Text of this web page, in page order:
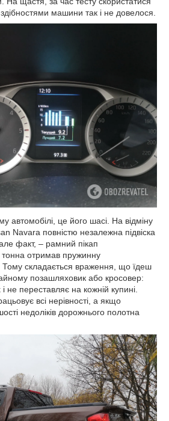
машини так і не довелося.
автомобілі, це його шасі. На відміну
Navara повністю незалежна підвіска
факт, – рамний пікап
тонна отримав пружинну
Тому складається враження, що їдеш
позашляховик або кросовер:
не переставляє на кожній купині.
всі нерівності, а якщо
недоліків дорожнього полотна